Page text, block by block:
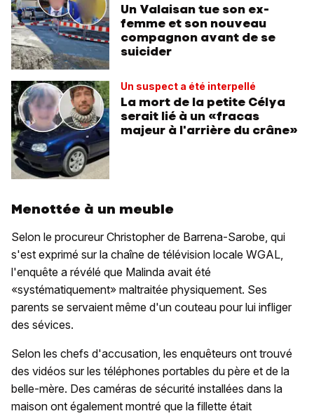
Un Valaisan tue son ex-
femme et son nouveau
compagnon avant de se
suicider
Un suspect a été interpellé
La mort de la petite Célya
serait lié à un «fracas
majeur à l'arrière du crâne»
Menottée à un meuble
Selon le procureur Christopher de Barrena-Sarobe, qui
s'est exprimé sur la chaîne de télévision locale WGAL,
l'enquête a révélé que Malinda avait été
«systématiquement» maltraitée physiquement. Ses
parents se servaient même d'un couteau pour lui infliger
des sévices.
Selon les chefs d'accusation, les enquêteurs ont trouvé
des vidéos sur les téléphones portables du père et de la
belle-mère. Des caméras de sécurité installées dans la
maison ont également montré que la fillette était